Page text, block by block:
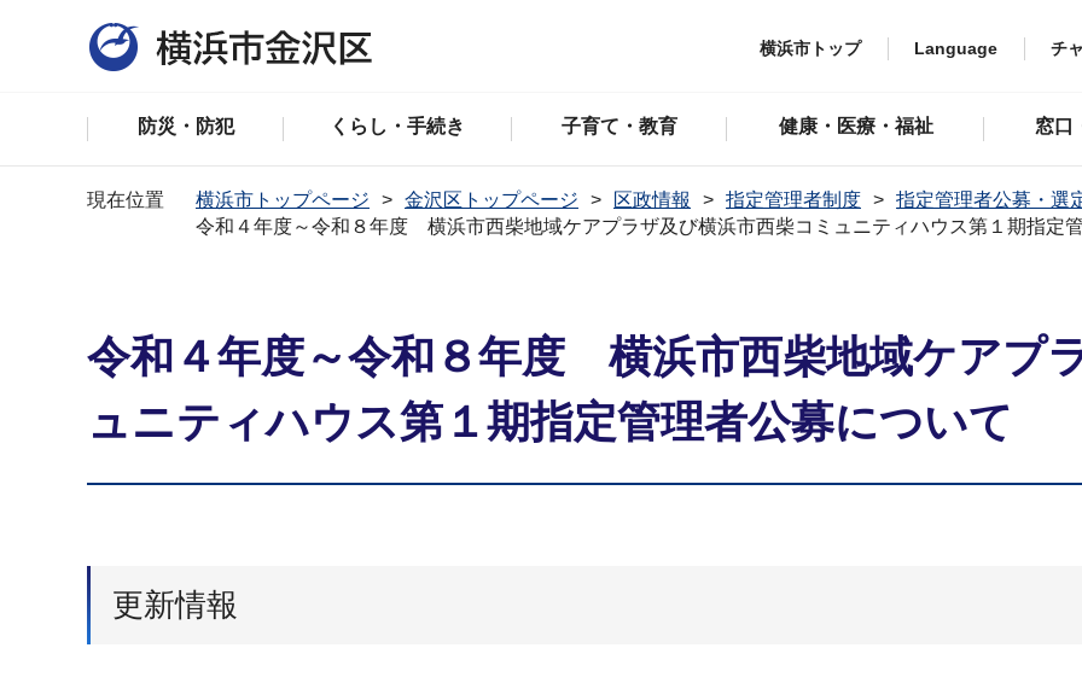
横浜市トップ Language チ
防災・防犯 くらし・手続き 子育て・教育 健康・医療・福祉 窓口
現在位置 横浜市トップページ 金沢区トップページ 区政情報 指定管理者制度
指定管理者公募・選
令和４年度～令和８年度 横浜市西柴地域ケアプラザ及び横浜市西柴コミュニティハウス第１期指定
令和４年度～令和８年度 横浜市西柴地域ケアプ
ュニティハウス第１期指定管理者公募について
更新情報